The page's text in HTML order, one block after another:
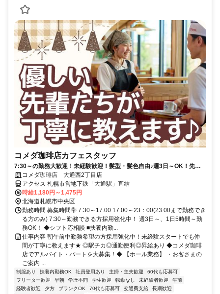
コメダ珈琲店カフェスタッフ
7:30～の勤務大歓迎！未経験歓迎！髪型・髪色自由♪週3日～OK！先輩
スタッフが丁寧にレクチャーします♪地下鉄直結♪通勤楽々
コメダ珈琲店 大通西2丁目店
アクセス 札幌市営地下鉄「大通駅」直結
時給1,180円～1,475円
北海道札幌市中央区
勤務時間 募集時間帯 7:30～17:00 17:00～23：00(23:00まで勤務でき
る方のみ) 7:30～勤務できる方採用強化中！ 週3日～、1日5時間～勤
務OK！ ◆シフト応相談 ■扶養内勤...
仕事内容 朝午前中勤務希望の方採用強化中！未経験スタートでも仲
間が丁寧に教えます★ ◎駅チカ◎通勤便利◎昇給あり ◆コメダ珈琲
店でアルバイト・パートを大募集！◆ 【ホール業務】 ・お客さまの
ご案内 ...
制服あり 扶養内勤務OK 社員登用あり 主婦・主夫歓迎
60代も応募可
フリーター歓迎
早朝 学歴不問 学生歓迎 転勤なし 未経験者歓迎
午前
経験者歓迎
夕方 ブランクOK 70代も応募可 交通費支給
長期歓迎